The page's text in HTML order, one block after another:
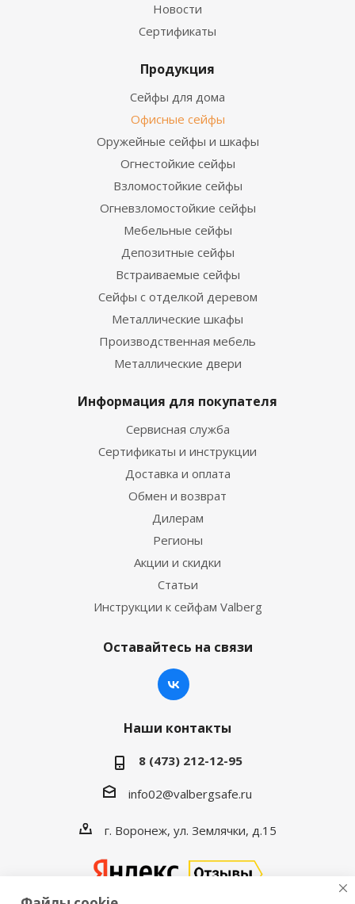
Новости
Сертификаты
Продукция
Сейфы для дома
Офисные сейфы
Оружейные сейфы и шкафы
Огнестойкие сейфы
Взломостойкие сейфы
Огневзломостойкие сейфы
Мебельные сейфы
Депозитные сейфы
Встраиваемые сейфы
Сейфы с отделкой деревом
Металлические шкафы
Производственная мебель
Металлические двери
Информация для покупателя
Сервисная служба
Сертификаты и инструкции
Доставка и оплата
Обмен и возврат
Дилерам
Регионы
Акции и скидки
Статьи
Инструкции к сейфам Valberg
Оставайтесь на связи
Наши контакты
8 (473) 212-12-95
info02@valbergsafe.ru
г. Воронеж, ул. Землячки, д.15